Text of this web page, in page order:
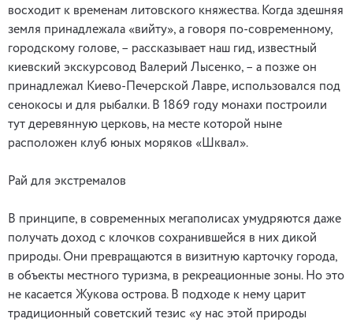
восходит к временам литовского княжества. Когда здешняя
земля принадлежала «вийту», а говоря по-современному,
городскому голове, – рассказывает наш гид, известный
киевский экскурсовод Валерий Лысенко, – а позже он
принадлежал Киево-Печерской Лавре, использовался под
сенокосы и для рыбалки. В 1869 году монахи построили
тут деревянную церковь, на месте которой ныне
расположен клуб юных моряков «Шквал».
Рай для экстремалов
В принципе, в современных мегаполисах умудряются даже
получать доход с клочков сохранившейся в них дикой
природы. Они превращаются в визитную карточку города,
в объекты местного туризма, в рекреационные зоны. Но это
не касается Жукова острова. В подходе к нему царит
традиционный советский тезис «у нас этой природы